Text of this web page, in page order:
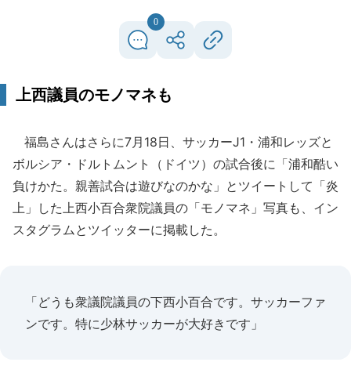
0
上西議員のモノマネも
福島さんはさらに7月18日、サッカーJ1・浦和レッズと
ボルシア・ドルトムント（ドイツ）の試合後に「浦和酷い
負けかた。親善試合は遊びなのかな」とツイートして「炎
上」した上西小百合衆院議員の「モノマネ」写真も、イン
スタグラムとツイッターに掲載した。
「どうも衆議院議員の下西小百合です。サッカーファ
ンです。特に少林サッカーが大好きです」